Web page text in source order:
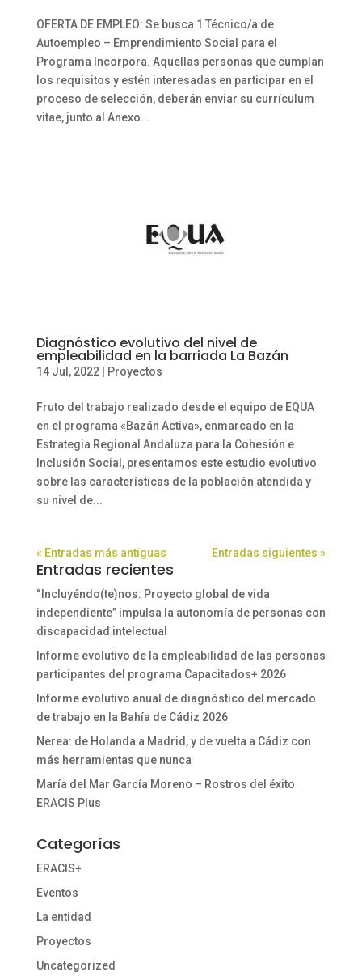
OFERTA DE EMPLEO: Se busca 1 Técnico/a de
Autoempleo – Emprendimiento Social para el
Programa Incorpora. Aquellas personas que cumplan
los requisitos y estén interesadas en participar en el
proceso de selección, deberán enviar su currículum
vitae, junto al Anexo...
Diagnóstico evolutivo del nivel de
empleabilidad en la barriada La Bazán
14 Jul, 2022| Proyectos
Fruto del trabajo realizado desde el equipo de EQUA
en el programa «Bazán Activa», enmarcado en la
Estrategia Regional Andaluza para la Cohesión e
Inclusión Social, presentamos este estudio evolutivo
sobre las características de la población atendida y
su nivel de...
« Entradas más antiguas Entradas siguientes »
Entradas recientes
“Incluyéndo(te)nos: Proyecto global de vida
independiente” impulsa la autonomía de personas con
discapacidad intelectual
Informe evolutivo de la empleabilidad de las personas
participantes del programa Capacitados+ 2026
Informe evolutivo anual de diagnóstico del mercado
de trabajo en la Bahía de Cádiz 2026
Nerea: de Holanda a Madrid, y de vuelta a Cádiz con
más herramientas que nunca
María del Mar García Moreno – Rostros del éxito
ERACIS Plus
Categorías
ERACIS+
Eventos
La entidad
Proyectos
Uncategorized